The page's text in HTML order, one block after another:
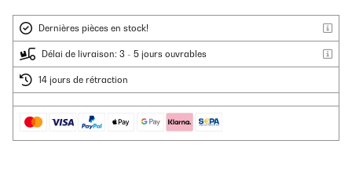
Dernières pièces en stock!
Délai de livraison: 3 - 5 jours ouvrables
14 jours de rétraction